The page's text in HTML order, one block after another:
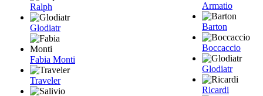
Ralph
Glodiatr
Fabia Monti
Traveler
Armatio
Barton
Boccaccio
Glodiatr
Ricardi